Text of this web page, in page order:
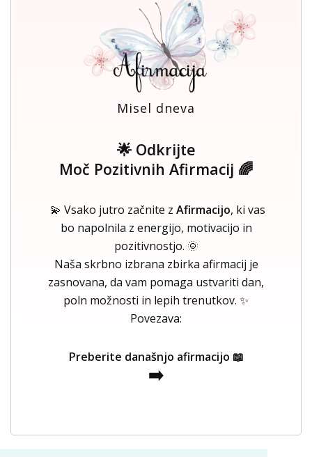
Misel dneva
🌟 Odkrijte
Moč Pozitivnih Afirmacij 🌈
💫 Vsako jutro začnite z Afirmacijo, ki vas
bo napolnila z energijo, motivacijo in
pozitivnostjo. 🌞
Naša skrbno izbrana zbirka afirmacij je
zasnovana, da vam pomaga ustvariti dan,
poln možnosti in lepih trenutkov. ✨
Povezava:
Preberite današnjo afirmacijo 📖
➡️